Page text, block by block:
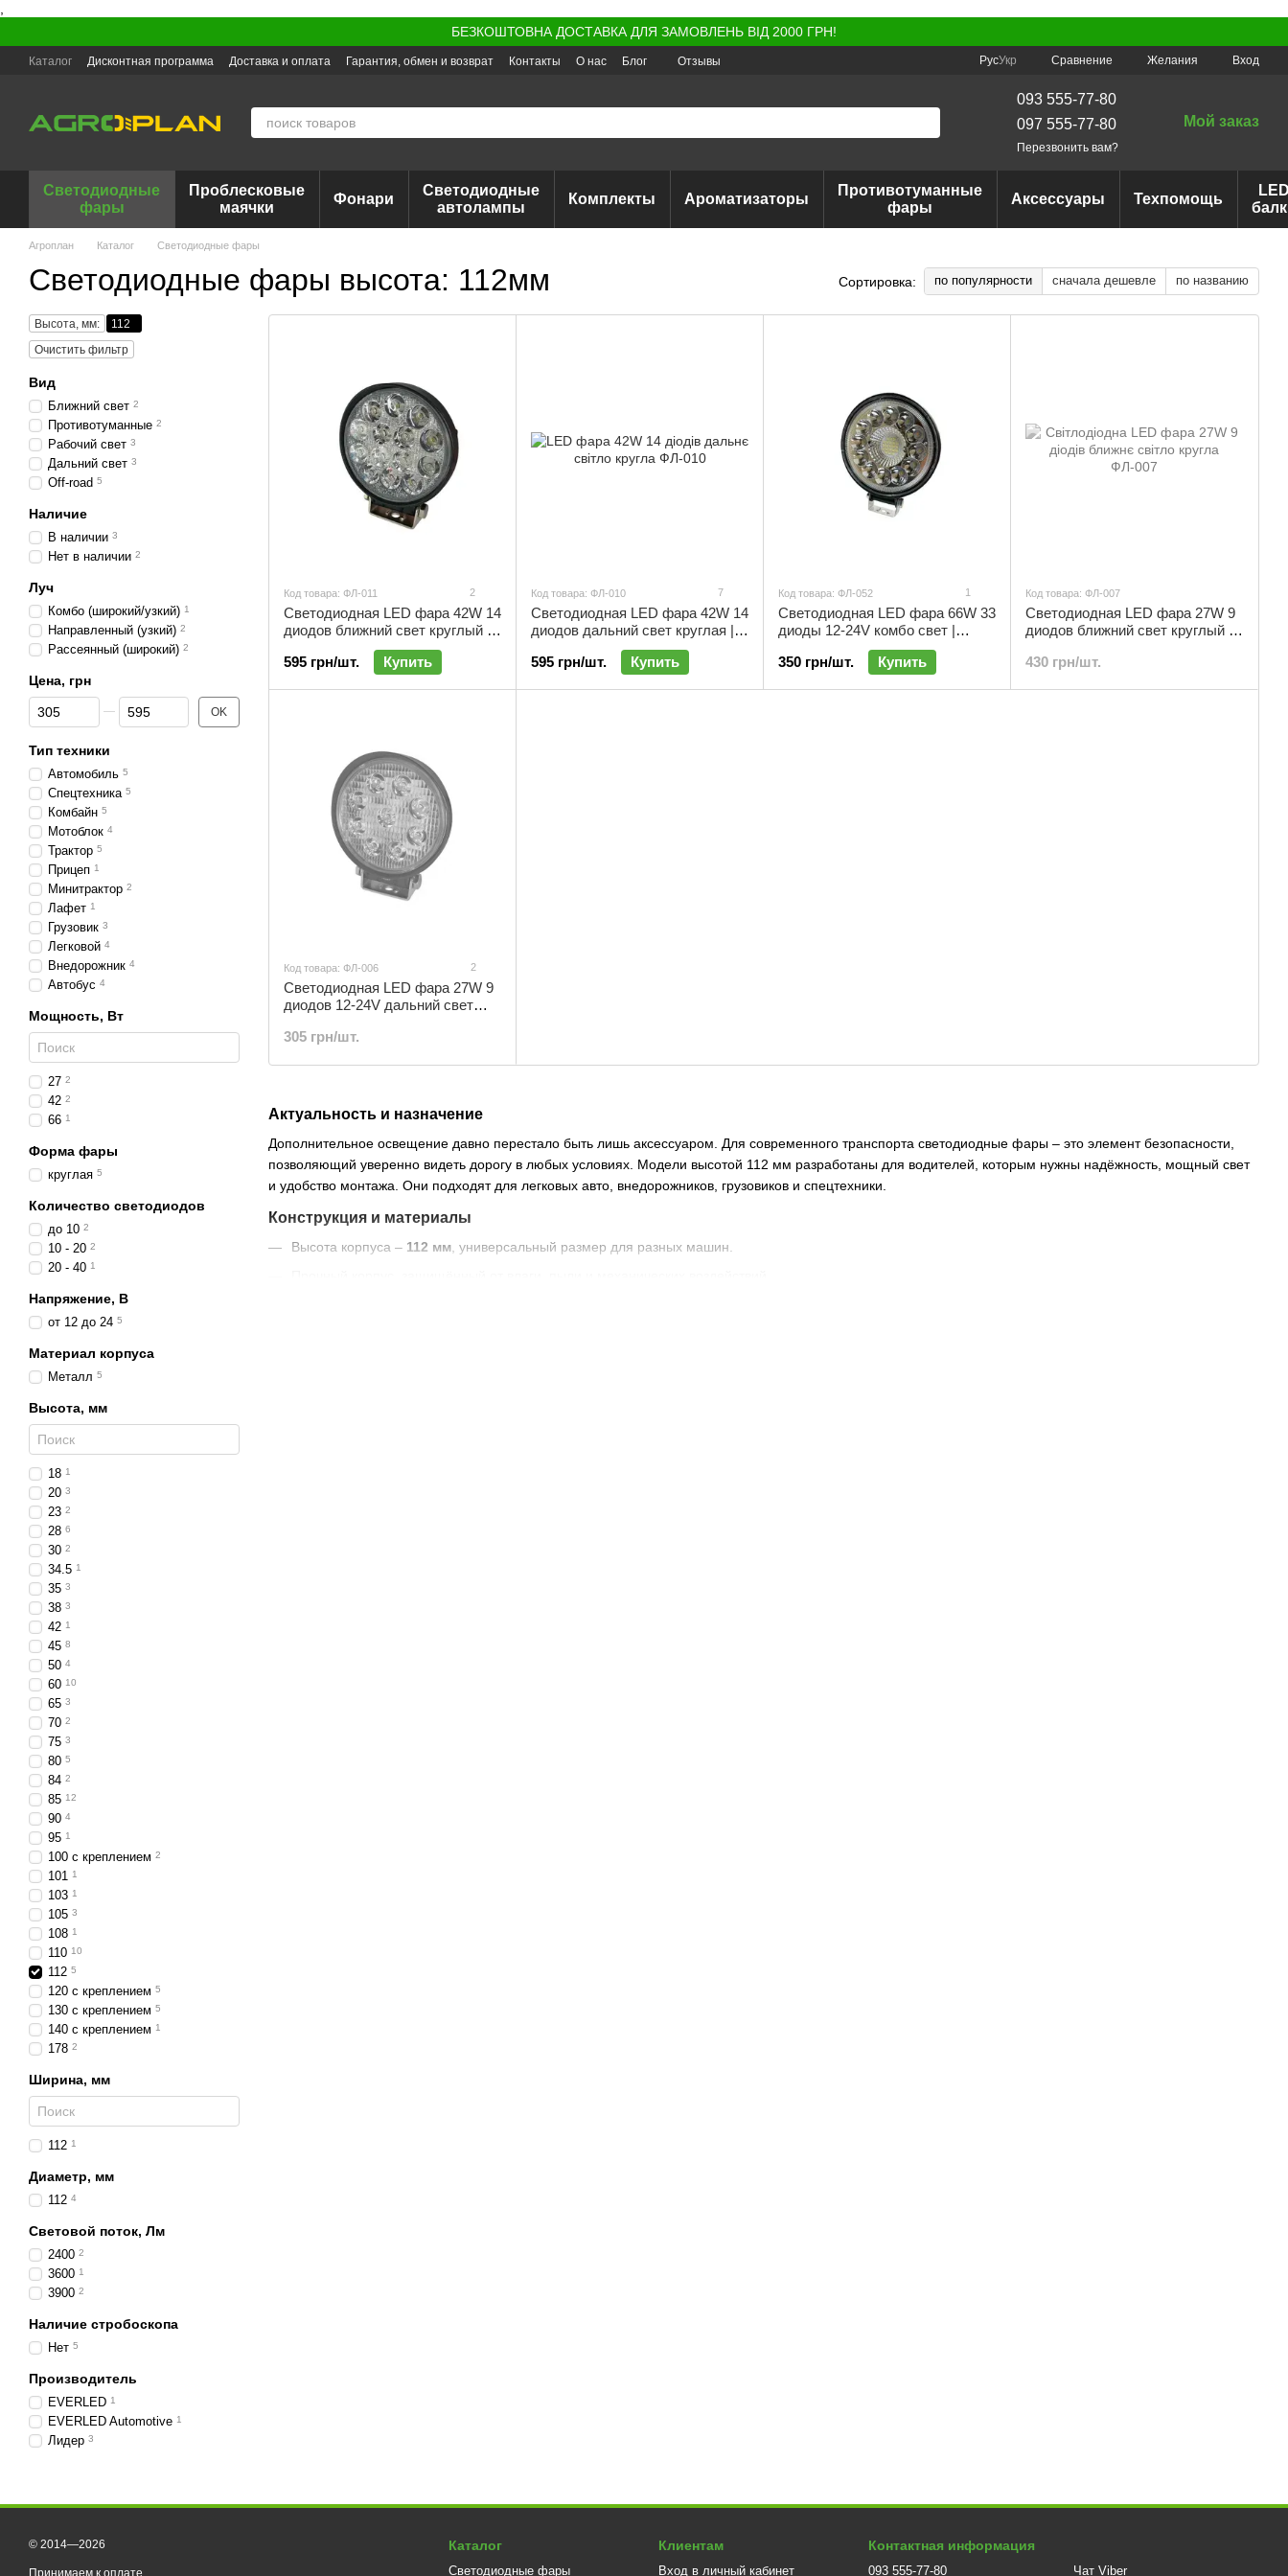
БЕЗКОШТОВНА ДОСТАВКА ДЛЯ ЗАМОВЛЕНЬ ВІД 2000 ГРН!
Каталог Дисконтная программа Доставка и оплата Гарантия, обмен и возврат Контакты О нас Блог Отзывы РусУкр Сравнение Желания Вход
093 555-77-80
097 555-77-80
Перезвонить вам?
Мой заказ
Светодиодные
фары
Проблесковые
маячки
Фонари
Светодиодные
автолампы
Комплекты Ароматизаторы
Противотуманные
фары
Аксессуары Техпомощь
Агроплан Каталог Светодиодные фары
Светодиодные фары высота: 112мм Сортировка: по популярности сначала дешевле по названию
Актуальность и назначение
Дополнительное освещение давно перестало быть лишь аксессуаром. Для современного транспорта светодиодные фары – это элемент безопасности,
позволяющий уверенно видеть дорогу в любых условиях. Модели высотой 112 мм разработаны для водителей, которым нужны надёжность, мощный свет
и удобство монтажа. Они подходят для легковых авто, внедорожников, грузовиков и спецтехники.
Конструкция и материалы
Высота корпуса – 112 мм , универсальный размер для разных машин.
Код товара: ФЛ-011 2
Светодиодная LED фара 42W 14
диодов ближний свет круглый |
595 грн/шт.
Купить
Код товара: ФЛ-010 7
Светодиодная LED фара 42W 14
диодов дальний свет круглая |
595 грн/шт.
Купить
Код товара: ФЛ-052 1
Светодиодная LED фара 66W 33
диоды 12-24V комбо свет |
350 грн/шт.
Купить
Код товара: ФЛ-007
Светодиодная LED фара 27W 9
диодов ближний свет круглый |
430 грн/шт.
Код товара: ФЛ-006 2
Светодиодная LED фара 27W 9
диодов 12-24V дальний свет
305 грн/шт.
Высота, мм:
112
Очистить фильтр
Вид
Ближний свет 2
Противотуманные 2
Рабочий свет 3
Дальний свет 3
Off-road 5
Наличие
В наличии 3
Нет в наличии 2
Луч
Комбо (широкий/узкий) 1
Направленный (узкий) 2
Рассеянный (широкий) 2
Цена, грн
От Цена, грн
До Цена, грн OK
Тип техники
Автомобиль 5
Спецтехника 5
Комбайн 5
Мотоблок 4
Трактор 5
Прицеп 1
Минитрактор 2
Лафет 1
Грузовик 3
Легковой 4
Внедорожник 4
Автобус 4
Мощность, Вт
27 2
42 2
66 1
Форма фары
круглая 5
Количество светодиодов
до 10 2
10 - 20 2
20 - 40 1
Напряжение, В
от 12 до 24 5
Материал корпуса
Металл 5
Высота, мм
18 1
20 3
23 2
28 6
30 2
34.5 1
35 3
38 3
42 1
45 8
50 4
60 10
65 3
70 2
75 3
80 5
84 2
85 12
90 4
95 1
100 с креплением 2
101 1
103 1
105 3
108 1
110 10
112 5
120 с креплением 5
130 с креплением 5
140 с креплением 1
178 2
Ширина, мм
112 1
Диаметр, мм
112 4
Световой поток, Лм
2400 2
3600 1
3900 2
Наличие стробоскопа
Нет 5
Производитель
EVERLED 1
EVERLED Automotive 1
Лидер 3
© 2014—2026
Принимаем к оплате
Каталог
Светодиодные фары
Клиентам
Вход в личный кабинет
Контактная информация
093 555-77-80 Чат Viber